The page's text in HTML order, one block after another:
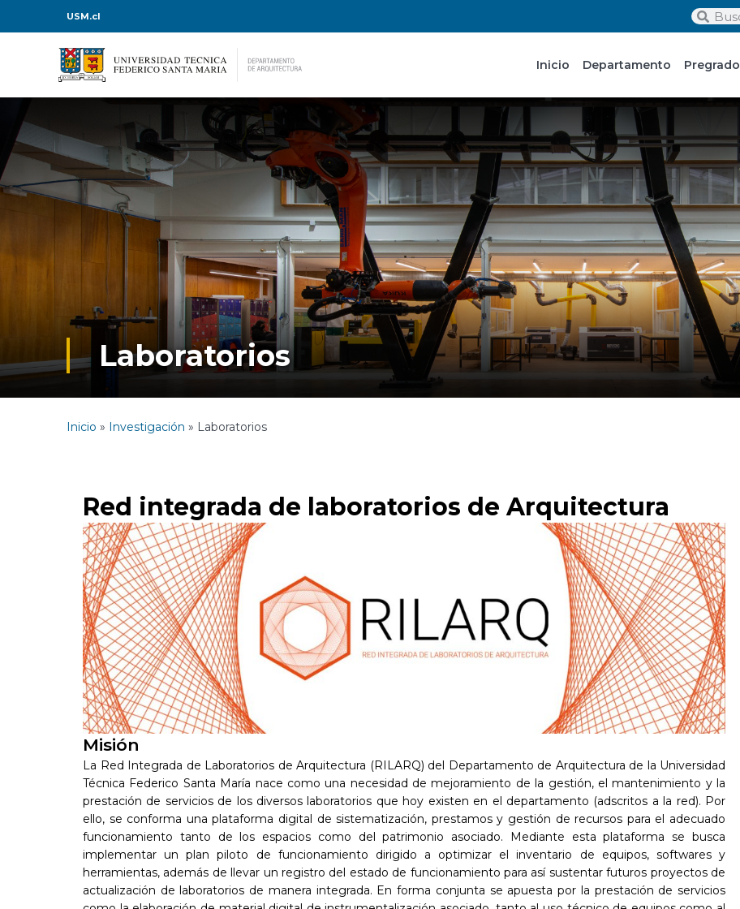
USM.cl
Inicio Departamento Pregrado
Laboratorios
Inicio » Investigación » Laboratorios
Red integrada de laboratorios de Arquitectura
Misión
La Red Integrada de Laboratorios de Arquitectura (RILARQ) del Departamento de Arquitectura de la Universidad
Técnica Federico Santa María nace como una necesidad de mejoramiento de la gestión, el mantenimiento y la
prestación de servicios de los diversos laboratorios que hoy existen en el departamento (adscritos a la red). Por
ello, se conforma una plataforma digital de sistematización, prestamos y gestión de recursos para el adecuado
funcionamiento tanto de los espacios como del patrimonio asociado. Mediante esta plataforma se busca
implementar un plan piloto de funcionamiento dirigido a optimizar el inventario de equipos, softwares y
herramientas, además de llevar un registro del estado de funcionamiento para así sustentar futuros proyectos de
actualización de laboratorios de manera integrada. En forma conjunta se apuesta por la prestación de servicios